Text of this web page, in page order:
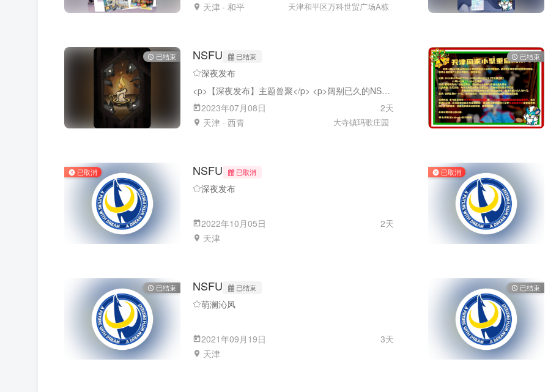
天津 · 和平
天津和平区万科世贸广场A栋
已结束 NSFU 已结束
深夜发布
<p>【深夜发布】主题兽聚</p> <p>阔别已久的NSFU活动又要和大家见面了，期待与各位小伙伴的再次相聚在天津。此次活动与以往不同，我们将和来玩的小动物们共同探秘在神秘庄园中发生的神秘事件，期间共同享受晚宴，一起探索毛茸茸神秘富商背后的往事！</p> <p>时间:7月8日14:00至7月9日16:00两天一宿</p> <p>最终经过核算票价不变！！</p> <p>场地升级，时间延长</p> <p>我们不见不散。</p> <!-- wp:paragraph --> <p></p> <!-- /wp:paragraph -->
2023年07月08日
2天
天津 · 西青
大寺镇玛歌庄园
已结束
已取消 NSFU 已取消
深夜发布
2022年10月05日
2天
天津
已取消
已结束 NSFU 已结束
萌澜沁风
2021年09月19日
3天
天津
已结束